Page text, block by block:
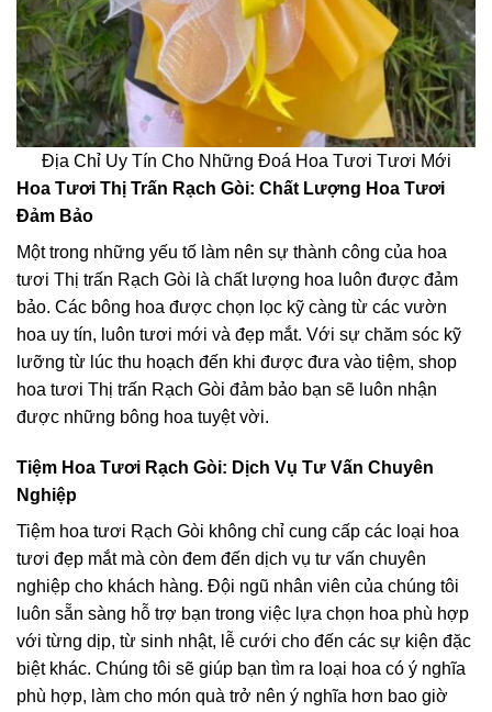
Địa Chỉ Uy Tín Cho Những Đoá Hoa Tươi Tươi Mới
Hoa Tươi Thị Trấn Rạch Gòi: Chất Lượng Hoa Tươi
Đảm Bảo
Một trong những yếu tố làm nên sự thành công của hoa
tươi Thị trấn Rạch Gòi là chất lượng hoa luôn được đảm
bảo. Các bông hoa được chọn lọc kỹ càng từ các vườn
hoa uy tín, luôn tươi mới và đẹp mắt. Với sự chăm sóc kỹ
lưỡng từ lúc thu hoạch đến khi được đưa vào tiệm, shop
hoa tươi Thị trấn Rạch Gòi đảm bảo bạn sẽ luôn nhận
được những bông hoa tuyệt vời.
Tiệm Hoa Tươi Rạch Gòi: Dịch Vụ Tư Vấn Chuyên
Nghiệp
Tiệm hoa tươi Rạch Gòi không chỉ cung cấp các loại hoa
tươi đẹp mắt mà còn đem đến dịch vụ tư vấn chuyên
nghiệp cho khách hàng. Đội ngũ nhân viên của chúng tôi
luôn sẵn sàng hỗ trợ bạn trong việc lựa chọn hoa phù hợp
với từng dịp, từ sinh nhật, lễ cưới cho đến các sự kiện đặc
biệt khác. Chúng tôi sẽ giúp bạn tìm ra loại hoa có ý nghĩa
phù hợp, làm cho món quà trở nên ý nghĩa hơn bao giờ